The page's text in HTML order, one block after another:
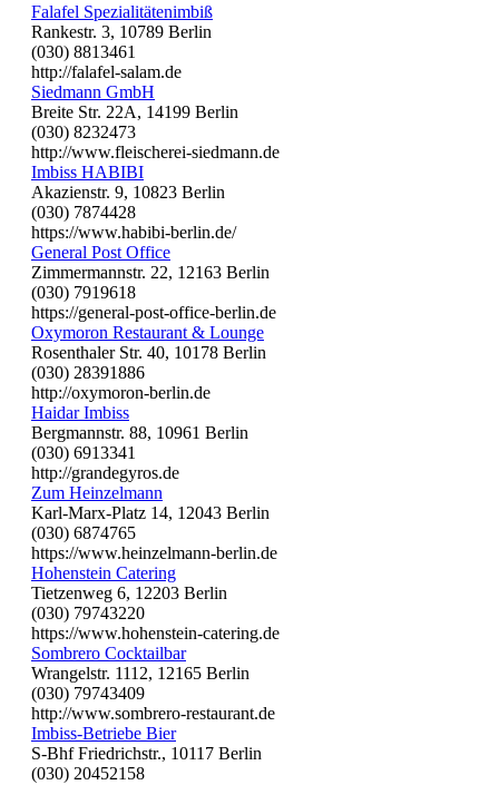
Falafel Spezialitätenimbiß
Rankestr. 3, 10789 Berlin
(030) 8813461
http://falafel-salam.de
Siedmann GmbH
Breite Str. 22A, 14199 Berlin
(030) 8232473
http://www.fleischerei-siedmann.de
Imbiss HABIBI
Akazienstr. 9, 10823 Berlin
(030) 7874428
https://www.habibi-berlin.de/
General Post Office
Zimmermannstr. 22, 12163 Berlin
(030) 7919618
https://general-post-office-berlin.de
Oxymoron Restaurant & Lounge
Rosenthaler Str. 40, 10178 Berlin
(030) 28391886
http://oxymoron-berlin.de
Haidar Imbiss
Bergmannstr. 88, 10961 Berlin
(030) 6913341
http://grandegyros.de
Zum Heinzelmann
Karl-Marx-Platz 14, 12043 Berlin
(030) 6874765
https://www.heinzelmann-berlin.de
Hohenstein Catering
Tietzenweg 6, 12203 Berlin
(030) 79743220
https://www.hohenstein-catering.de
Sombrero Cocktailbar
Wrangelstr. 1112, 12165 Berlin
(030) 79743409
http://www.sombrero-restaurant.de
Imbiss-Betriebe Bier
S-Bhf Friedrichstr., 10117 Berlin
(030) 20452158